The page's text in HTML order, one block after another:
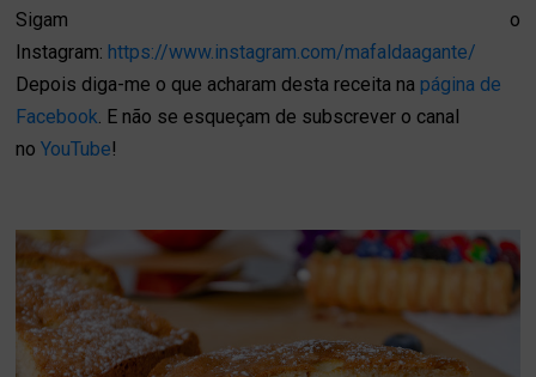
Sigam o
Instagram:https://www.instagram.com/mafaldaagante/
Depois diga-me o que acharam desta receita napágina de
Facebook. E não se esqueçam de subscrever o canal
noYouTube!